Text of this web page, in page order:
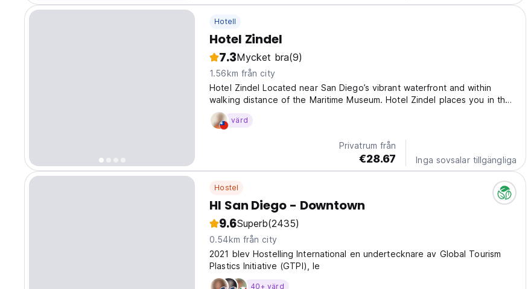
Hotell
Hotel Zindel
7.3Mycket bra(9)
1.56km från city
Hotel Zindel Located near San Diego’s vibrant waterfront and within
walking distance of the Maritime Museum. Hotel Zindel places you in the
heart of Little Italy, just moments from the USS Midway Museum and the
iconic Balboa Park. It’s an easy, convenient...
värd
Privatrum från
€28.67 Inga sovsalar tillgängliga
Hostel
HI San Diego - Downtown
9.6Superb(2435)
0.54km från city
2021 blev Hostelling International en undertecknare av Global Tourism
Plastics Initiative (GTPI), le
40+ värd